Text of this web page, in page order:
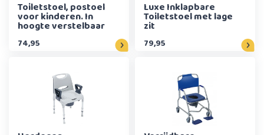
Toiletstoel, postoel
voor kinderen. In
hoogte verstelbaar
74,95
Luxe Inklapbare
Toiletstoel met lage
zit
79,95